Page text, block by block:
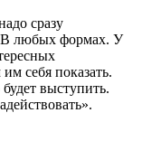
сразу
В любых формах. У
себя показать.
выступить.